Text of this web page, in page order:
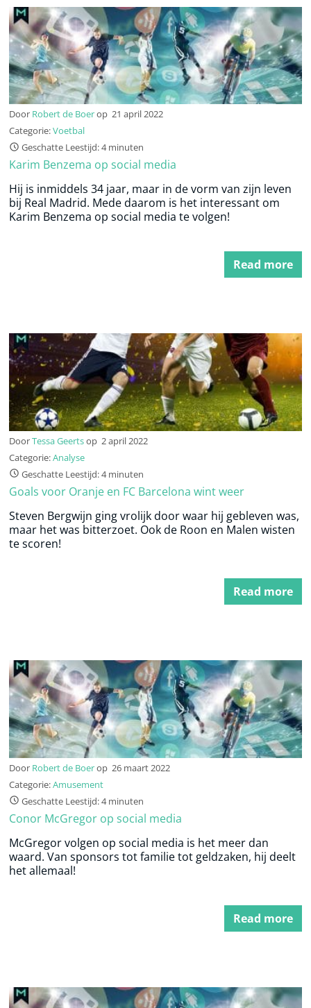
Door Robert de Boerop 21 april 2022
Categorie:Voetbal
Geschatte Leestijd: 4 minuten
Karim Benzema op social media
Hij is inmiddels 34 jaar, maar in de vorm van zijn leven
bij Real Madrid. Mede daarom is het interessant om
Karim Benzema op social media te volgen!
Read more
DoorTessa Geertsop 2 april 2022
Categorie:Analyse
Geschatte Leestijd: 4 minuten
Goals voor Oranje en FC Barcelona wint weer
Steven Bergwijn ging vrolijk door waar hij gebleven was,
maar het was bitterzoet. Ook de Roon en Malen wisten
te scoren!
Read more
Door Robert de Boerop 26 maart 2022
Categorie:Amusement
Geschatte Leestijd: 4 minuten
Conor McGregor op social media
McGregor volgen op social media is het meer dan
waard. Van sponsors tot familie tot geldzaken, hij deelt
het allemaal!
Read more